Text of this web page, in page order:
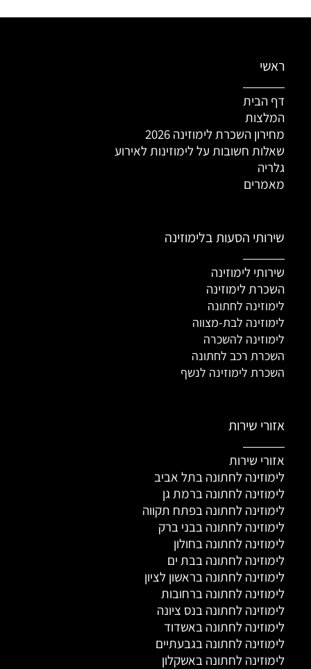
ראשי
דף הבית
המלצות
מחירון השכרת לימוזינה 2026
שאלות חשובות על לימוזינות לאירוע
גלריה
מאמרים
שירותי הסעות בלימוזינה
שירותי לימוזינה
השכרת לימוזינה
לימוזינה לחתונה
לימוזינה לבת-מצווה
לימוזינה להשכרה
השכרת רכב לחתונה
השכרת לימוזינה לנשף
אזורי שירות
אזורי שירות
לימוזינה לחתונה בתל אביב
לימוזינה לחתונה ברמת גן
לימוזינה לחתונה בפתח תקווה
לימוזינה לחתונה בבני ברק
לימוזינה לחתונה בחולון
לימוזינה לחתונה בבת ים
לימוזינה לחתונה בראשון לציון
לימוזינה לחתונה ברחובות
לימוזינה לחתונה בנס ציונה
לימוזינה לחתונה באשדוד
לימוזינה לחתונה בגבעתיים
לימוזינה לחתונה באשקלון